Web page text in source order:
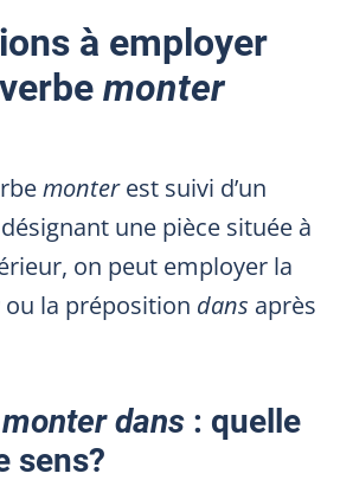
à employer
monter
monterest suivi d’un
une pièce située à
on peut employer la
ou la préposition dans après
monter dans : quelle
sens?